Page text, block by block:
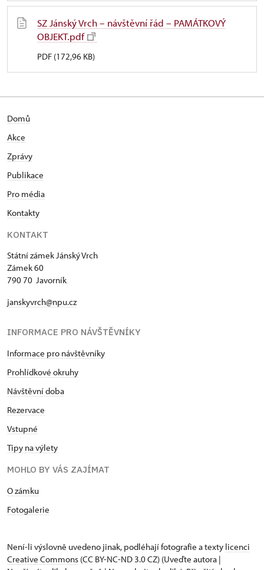
SZ Jánský Vrch – návštěvní řád – PAMÁTKOVÝ
OBJEKT.pdf
PDF (172,96 KB)
Domů
Akce
Zprávy
Publikace
Pro média
Kontakty
KONTAKT
Státní zámek Jánský Vrch
Zámek 60
790 70 Javorník
janskyvrch@npu.cz
INFORMACE PRO NÁVŠTĚVNÍKY
Informace pro návštěvníky
Prohlídkové okruhy
Návštěvní doba
Rezervace
Vstupné
Tipy na výlety
MOHLO BY VÁS ZAJÍMAT
O zámku
Fotogalerie
Není-li výslovně uvedeno jinak, podléhají fotografie a texty licenci
Creative Commons (CC BY-NC-ND 3.0 CZ) (Uveďte autora |